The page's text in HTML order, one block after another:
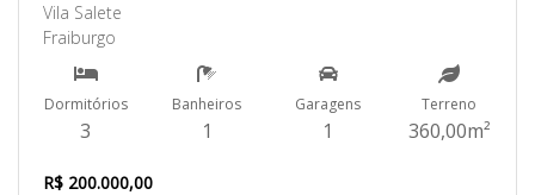
Vila Salete
Fraiburgo
Dormitórios
3
Banheiros
1
Garagens
1
Terreno
360,00m²
R$ 200.000,00